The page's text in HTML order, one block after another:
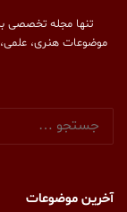
تنها مجله تخصصی
موضوعات هنری،
آخرین موضوعات